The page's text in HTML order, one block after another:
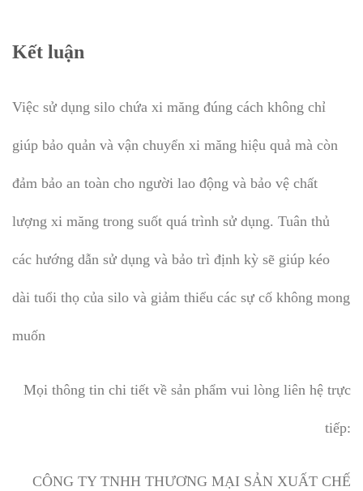
Kết luận
Việc sử dụng silo chứa xi măng đúng cách không chỉ
giúp bảo quản và vận chuyển xi măng hiệu quả mà còn
đảm bảo an toàn cho người lao động và bảo vệ chất
lượng xi măng trong suốt quá trình sử dụng. Tuân thủ
các hướng dẫn sử dụng và bảo trì định kỳ sẽ giúp kéo
dài tuổi thọ của silo và giảm thiểu các sự cố không mong
muốn
Mọi thông tin chi tiết về sản phẩm vui lòng liên hệ trực
tiếp:
CÔNG TY TNHH THƯƠNG MẠI SẢN XUẤT CHẾ